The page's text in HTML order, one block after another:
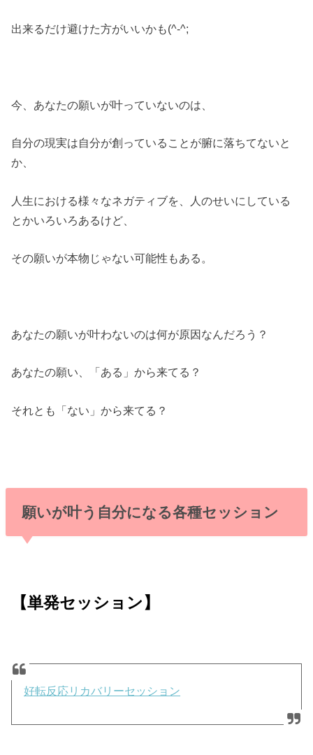
出来るだけ避けた方がいいかも(^-^;
今、あなたの願いが叶っていないのは、
自分の現実は自分が創っていることが腑に落ちてないと
か、
人生における様々なネガティブを、人のせいにしている
とかいろいろあるけど、
その願いが本物じゃない可能性もある。
あなたの願いが叶わないのは何が原因なんだろう？
あなたの願い、「ある」から来てる？
それとも「ない」から来てる？
願いが叶う自分になる各種セッション
【単発セッション】
好転反応リカバリーセッション